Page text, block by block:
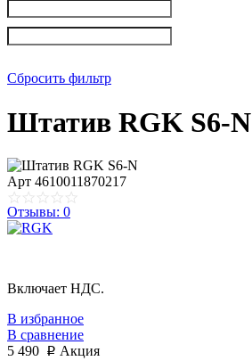
Сбросить фильтр
Штатив RGK S6-N
Арт 4610011870217
Отзывы: 0
Включает НДС.
В избранное
В сравнение
5 490 p Акция